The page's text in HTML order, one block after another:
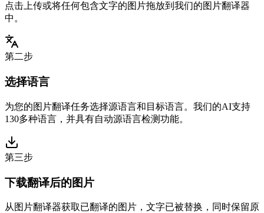
点击上传或将任何包含文字的图片拖放到我们的图片翻译器
中。
第二步
选择语言
为您的图片翻译任务选择源语言和目标语言。我们的AI支持
130多种语言，并具有自动源语言检测功能。
第三步
下载翻译后的图片
从图片翻译器获取已翻译的图片，文字已被替换，同时保留原